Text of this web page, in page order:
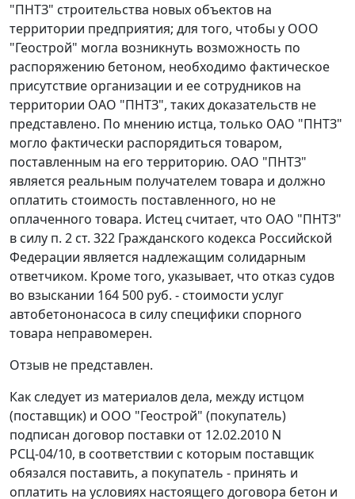
"ПНТЗ" строительства новых объектов на
территории предприятия; для того, чтобы у ООО
"Геострой" могла возникнуть возможность по
распоряжению бетоном, необходимо фактическое
присутствие организации и ее сотрудников на
территории ОАО "ПНТЗ", таких доказательств не
представлено. По мнению истца, только ОАО "ПНТЗ"
могло фактически распорядиться товаром,
поставленным на его территорию. ОАО "ПНТЗ"
является реальным получателем товара и должно
оплатить стоимость поставленного, но не
оплаченного товара. Истец считает, что ОАО "ПНТЗ"
в силу п. 2 ст. 322 Гражданского кодекса Российской
Федерации является надлежащим солидарным
ответчиком. Кроме того, указывает, что отказ судов
во взыскании 164 500 руб. - стоимости услуг
автобетононасоса в силу специфики спорного
товара неправомерен.
Отзыв не представлен.
Как следует из материалов дела, между истцом
(поставщик) и ООО "Геострой" (покупатель)
подписан договор поставки от 12.02.2010 N
РСЦ-04/10, в соответствии с которым поставщик
обязался поставить, а покупатель - принять и
оплатить на условиях настоящего договора бетон и